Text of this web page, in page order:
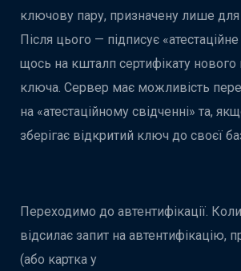
ключову пару, призначену лише
Після цього — підписує
щось на кшталп сертифікату нового
ключа. Сервер має можливість
на «атестаційному свідченні» та,
зберігає відкритий ключ до своєї
Переходимо до автентифікації.
відсилає запит на автентифікацію,
(або картка у